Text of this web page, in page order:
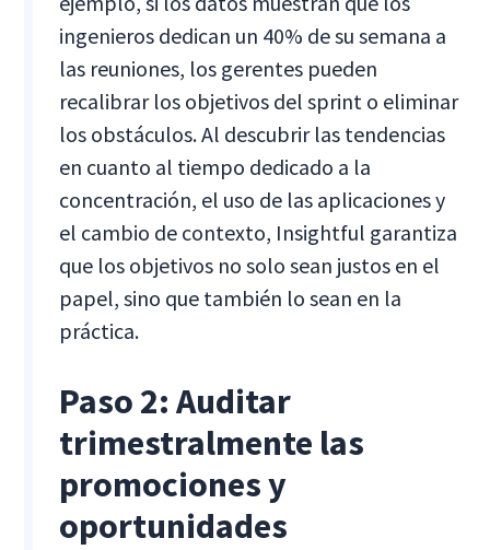
ingenieros dedican un 40% de su semana a
las reuniones, los gerentes pueden
recalibrar los objetivos del sprint o eliminar
los obstáculos. Al descubrir las tendencias
en cuanto al tiempo dedicado a la
concentración, el uso de las aplicaciones y
el cambio de contexto, Insightful garantiza
que los objetivos no solo sean justos en el
papel, sino que también lo sean en la
práctica.
Paso 2: Auditar
trimestralmente las
promociones y
oportunidades